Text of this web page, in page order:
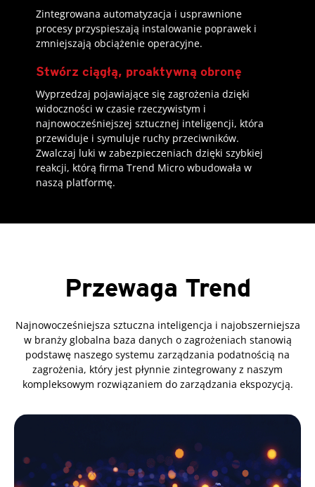
Zintegrowana automatyzacja i usprawnione
procesy przyspieszają instalowanie poprawek i
zmniejszają obciążenie operacyjne.
Stwórz ciągłą, proaktywną obronę
Wyprzedzaj pojawiające się zagrożenia dzięki
widoczności w czasie rzeczywistym i
najnowocześniejszej sztucznej inteligencji, która
przewiduje i symuluje ruchy przeciwników.
Zwalczaj luki w zabezpieczeniach dzięki szybkiej
reakcji, którą firma Trend Micro wbudowała w
naszą platformę.
Przewaga Trend
Najnowocześniejsza sztuczna inteligencja i najobszerniejsza
w branży globalna baza danych o zagrożeniach stanowią
podstawę naszego systemu zarządzania podatnością na
zagrożenia, który jest płynnie zintegrowany z naszym
kompleksowym rozwiązaniem do zarządzania ekspozycją.